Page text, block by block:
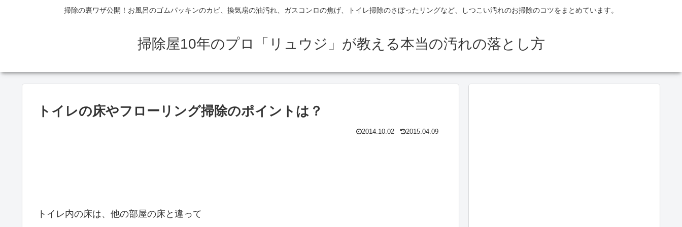
掃除の裏ワザ公開！お風呂のゴムパッキンのカビ、換気扇の油汚れ、ガスコンロの焦げ、トイレ掃除のさぼったリングなど、しつこい汚れのお掃除のコツをまとめています。
掃除屋10年のプロ「リュウジ」が教える本当の汚れの落とし方
トイレの床やフローリング掃除のポイントは？
2014.10.02 2015.04.09
トイレ内の床は、他の部屋の床と違って